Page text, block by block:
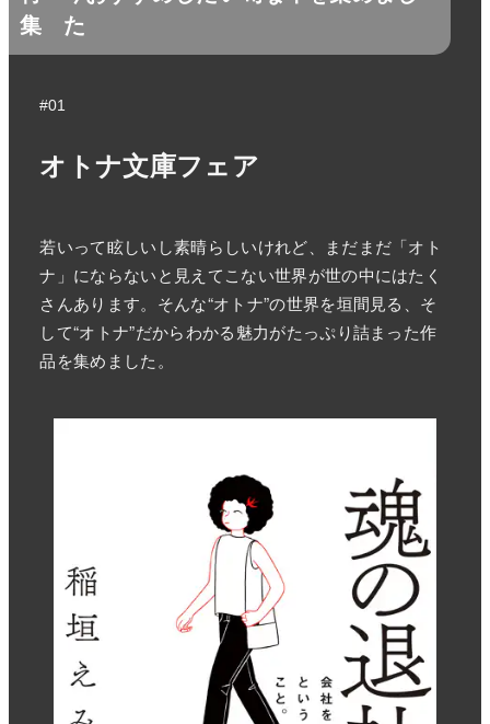
集
た
#01
オトナ文庫フェア
若いって眩しいし素晴らしいけれど、まだまだ「オト
ナ」にならないと見えてこない世界が世の中にはたく
さんあります。そんな“オトナ”の世界を垣間見る、そ
して“オトナ”だからわかる魅力がたっぷり詰まった作
品を集めました。